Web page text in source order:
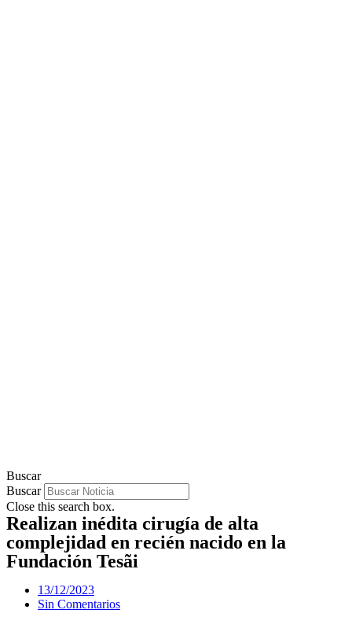
Buscar
Buscar
Close this search box.
Realizan inédita cirugía de alta
complejidad en recién nacido en la
Fundación Tesãi
13/12/2023
Sin Comentarios